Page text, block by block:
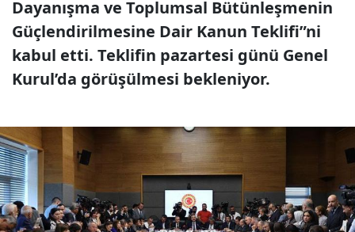
Dayanışma ve Toplumsal Bütünleşmenin
Güçlendirilmesine Dair Kanun Teklifi”ni
kabul etti. Teklifin pazartesi günü Genel
Kurul’da görüşülmesi bekleniyor.